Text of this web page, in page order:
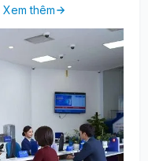
Xem thêm